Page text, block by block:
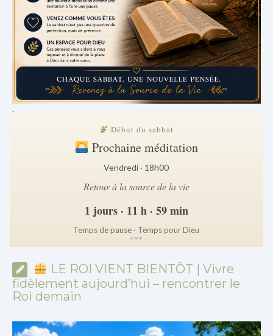
.
Début du sabbat
Prochaine méditation
Vendredi · 18h00
Retour à la source de la vie
1 jours · 11 h · 59 min
Temps de pause · Temps pour Dieu
***
LE ROI VIENT BIENTÔT | Vivre
fidèlement aujourd’hui – rencontrer le
Roi demain